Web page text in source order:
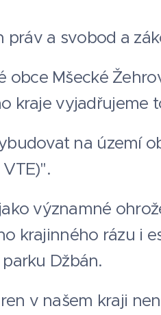
práv a svobod a
obce Mšecké
kraje vyjadřujeme
na území
významné
krajinného rázu i
Džbán.
v našem kraji